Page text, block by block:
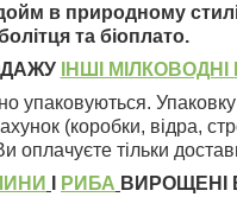
в природному
та біоплато.
ІНШІ
упаковуються.
(коробки, відра,
оплачуєте тільки дос
РИБА ВИРОЩЕНІ